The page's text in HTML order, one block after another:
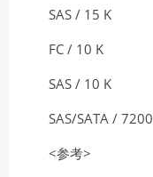
SAS / 15 K
FC / 10 K
SAS / 10 K
SAS/SATA / 7200
<参考>